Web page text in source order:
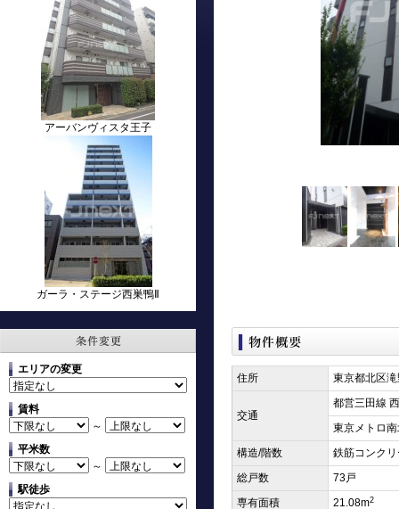
アーバンヴィスタ王子
ガーラ・ステージ西巣鴨Ⅱ
エリアの変更
賃料
～
平米数
～
駅徒歩
住所 東京都北区
交通
都営三田線
東京メトロ
構造/階数
鉄筋コンク
総戸数
73戸
専有面積
21.08m2